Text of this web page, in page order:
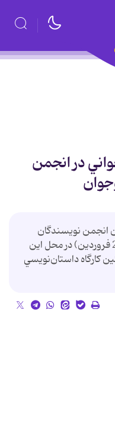
در انجمن
انجمن نويسندگان
كودك و نوجوان از يكشنبه آينده(22 فروردين) در محل اين
كارگاه داستان‌نويسي